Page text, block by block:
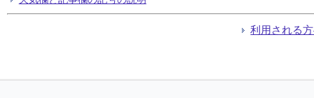
利用される